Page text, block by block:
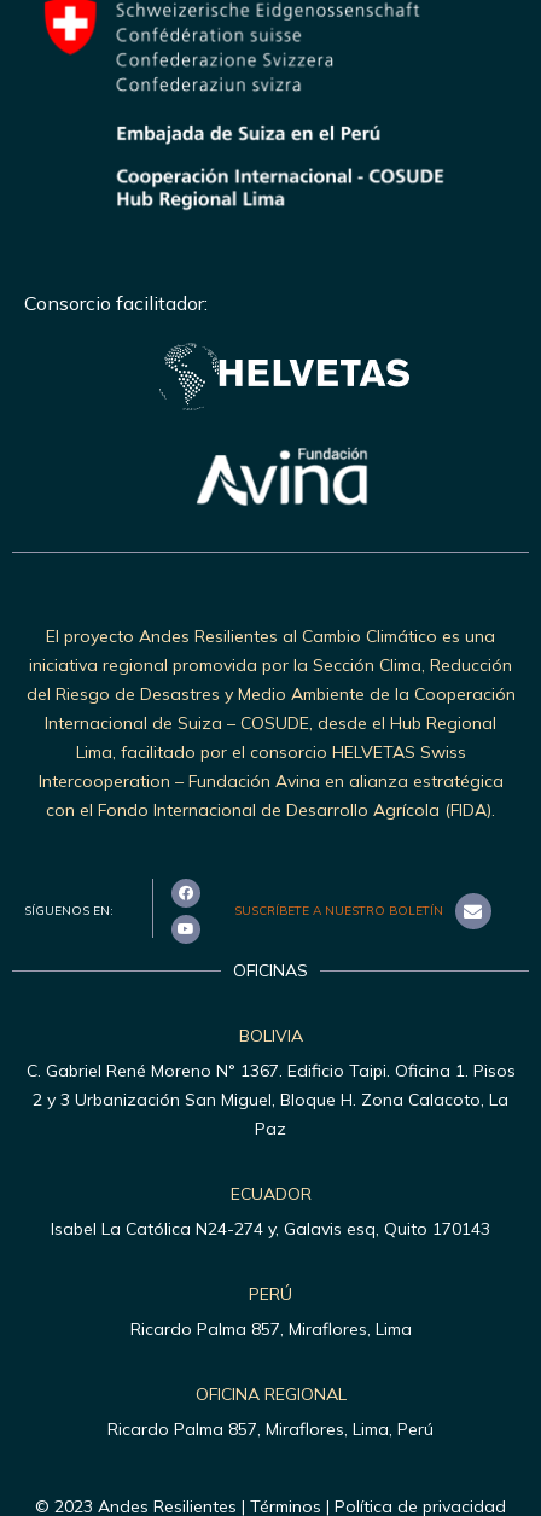
Consorcio facilitador:
El proyecto Andes Resilientes al Cambio Climático es una
iniciativa regional promovida por la Sección Clima, Reducción
del Riesgo de Desastres y Medio Ambiente de la Cooperación
Internacional de Suiza – COSUDE, desde el Hub Regional
Lima, facilitado por el consorcio HELVETAS Swiss
Intercooperation – Fundación Avina en alianza estratégica
con el Fondo Internacional de Desarrollo Agrícola (FIDA).
SÍGUENOS EN: SUSCRÍBETE A NUESTRO BOLETÍN
OFICINAS
BOLIVIA
C. Gabriel René Moreno N° 1367. Edificio Taipi. Oficina 1. Pisos
2 y 3 Urbanización San Miguel, Bloque H. Zona Calacoto, La
Paz
ECUADOR
Isabel La Católica N24-274 y, Galavis esq, Quito 170143
PERÚ
Ricardo Palma 857, Miraflores, Lima
OFICINA REGIONAL
Ricardo Palma 857, Miraflores, Lima, Perú
© 2023 Andes Resilientes | Términos | Política de privacidad